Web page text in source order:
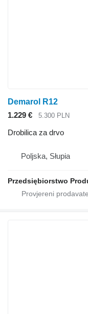
Demarol R12
1.229 €
5.300 PLN
Drobilica za drvo
Poljska, Słupia